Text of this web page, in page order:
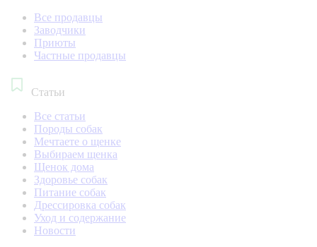
Все продавцы
Заводчики
Приюты
Частные продавцы
Статьи
Все статьи
Породы собак
Мечтаете о щенке
Выбираем щенка
Щенок дома
Здоровье собак
Питание собак
Дрессировка собак
Уход и содержание
Новости